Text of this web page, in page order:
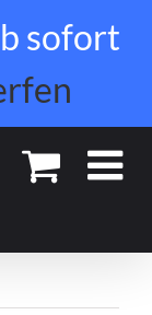
sofort